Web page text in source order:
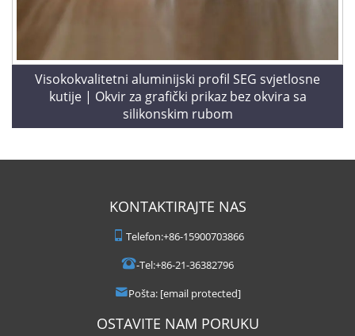
Visokokvalitetni aluminijski profil SEG svjetlosne
kutije | Okvir za grafički prikaz bez okvira sa
silikonskim rubom
KONTAKTIRAJTE NAS
Telefon:+86-15900703866
-Tel:+86-21-36382796
Pošta: [email protected]
OSTAVITE NAM PORUKU